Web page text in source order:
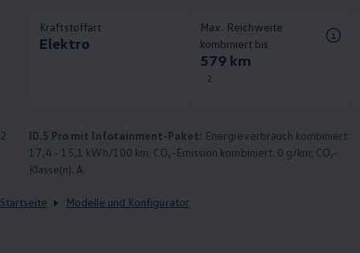
Kraftstoffart
Elektro
Max. Reichweite
kombiniert bis
579 km
2
2. ID.5 Pro mit Infotainment-Paket: Energieverbrauch kombiniert:
17,4 - 15,1 kWh/100 km; CO₂-Emission kombiniert: 0 g/km; CO₂-
Klasse(n): A.
Startseite Modelle und Konfigurator